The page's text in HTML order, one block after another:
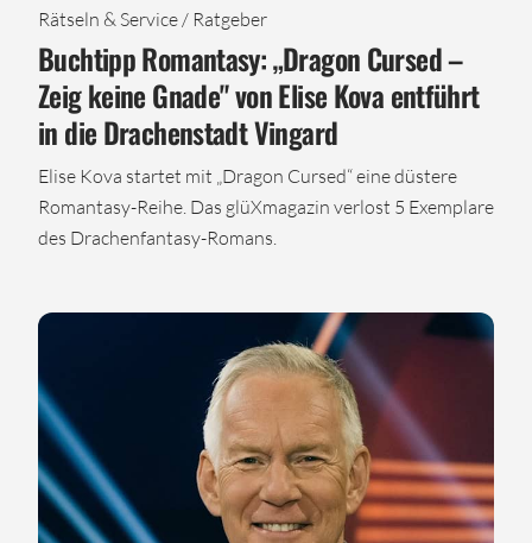
Rätseln & Service / Ratgeber
Buchtipp Romantasy: „Dragon Cursed –
Zeig keine Gnade" von Elise Kova entführt
in die Drachenstadt Vingard
Elise Kova startet mit „Dragon Cursed“ eine düstere
Romantasy-Reihe. Das glüXmagazin verlost 5 Exemplare
des Drachenfantasy-Romans.